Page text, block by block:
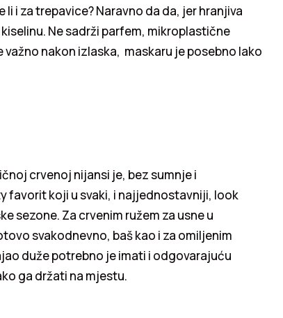
i za trepavice? Naravno da da, jer hranjiva
Ne sadrži parfem, mikroplastične
nakon izlaska, maskaru je posebno lako
crvenoj nijansi je, bez sumnje i
favorit koji u svaki, i najjednostavniji, look
sezone. Za crvenim ružem za usne u
svakodnevno, baš kao i za omiljenim
duže potrebno je imati i odgovarajuću
ga držati na mjestu.